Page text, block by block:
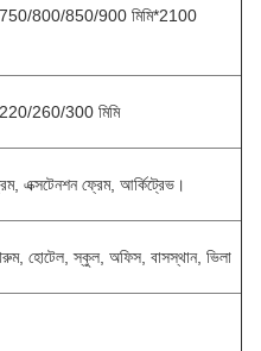
800/850/900 মিমি*2100
260/300 মিমি
এক্সটেনশন ফ্রেম, আর্কিট্রেভ।
হোটেল, স্কুল, অফিস, বাসস্থান, ভিলা